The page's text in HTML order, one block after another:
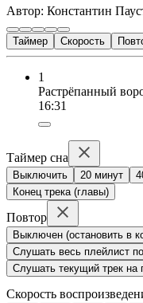
Автор: Константин
Таймер Скорость
1
Растрёпанный
16:31
Таймер сна
Выключить 20 минут
Конец трека (главы)
Повтор
Выключен (остановить в
Слушать весь плейлист
Слушать текущий трек на
Скорость